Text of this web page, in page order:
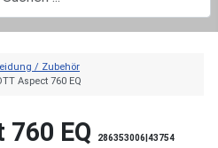
/ Zubehör
Aspect 760 EQ
760 EQ 286353006|43754